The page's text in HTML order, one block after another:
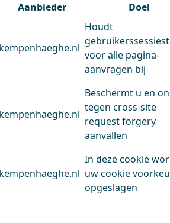
Aanbieder Doel
kempenhaeghe.nl
Houdt
voor alle pagina-
aanvragen bij
kempenhaeghe.nl
Beschermt u en
tegen cross-site
request forgery
aanvallen
kempenhaeghe.nl
In deze cookie
uw cookie
opgeslagen